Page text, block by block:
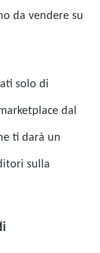
da vendere su
solo di
dal
ti darà un
sulla